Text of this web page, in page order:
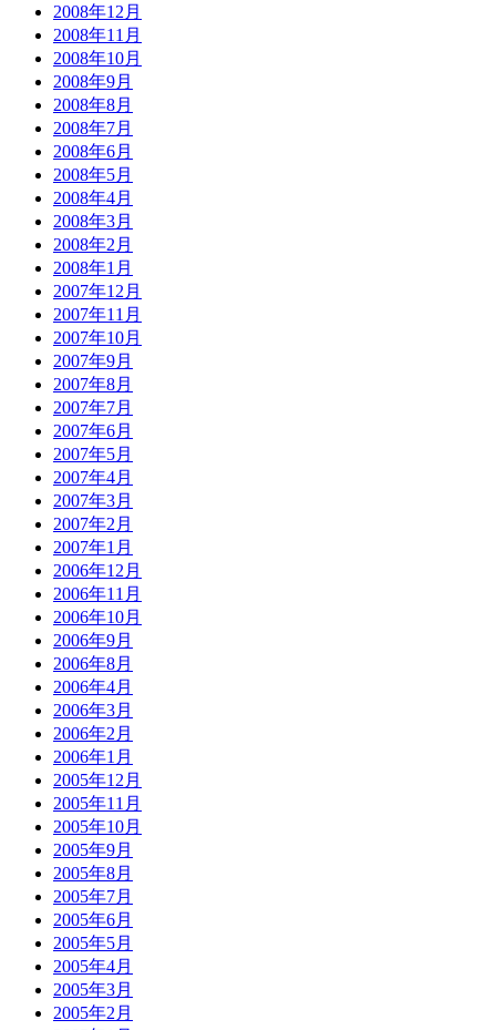
2008年12月
2008年11月
2008年10月
2008年9月
2008年8月
2008年7月
2008年6月
2008年5月
2008年4月
2008年3月
2008年2月
2008年1月
2007年12月
2007年11月
2007年10月
2007年9月
2007年8月
2007年7月
2007年6月
2007年5月
2007年4月
2007年3月
2007年2月
2007年1月
2006年12月
2006年11月
2006年10月
2006年9月
2006年8月
2006年4月
2006年3月
2006年2月
2006年1月
2005年12月
2005年11月
2005年10月
2005年9月
2005年8月
2005年7月
2005年6月
2005年5月
2005年4月
2005年3月
2005年2月